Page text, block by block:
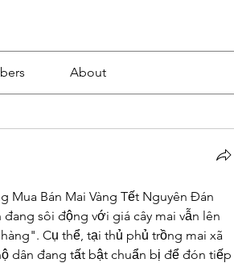
About
Mua Bán Mai Vàng Tết Nguyên Đán
sôi động với giá cây mai vẫn lên
Cụ thể, tại thủ phủ trồng mai xã
dân đang tất bật chuẩn bị để đón tiếp